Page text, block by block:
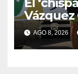
Vázquez
seAGO 8, 2026